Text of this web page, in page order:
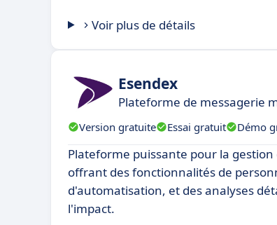
Voir plus de détails
Esendex
Plateforme de messagerie
Version gratuite Essai gratuit Démo
Plateforme puissante pour la gestion
offrant des fonctionnalités de
d'automatisation, et des analyses
l'impact.